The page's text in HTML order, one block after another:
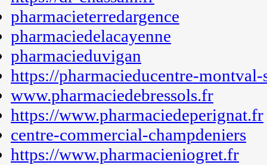
pharmacieterredargence
pharmaciedelacayenne
pharmacieduvigan
https://pharmacieducentre-
www.pharmaciedebressols.fr
https://www.pharmaciedeperignat.fr
centre-commercial-champdeniers
https://www.pharmacieniogret.fr